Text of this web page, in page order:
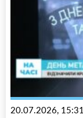
20.07.2026, 15:31